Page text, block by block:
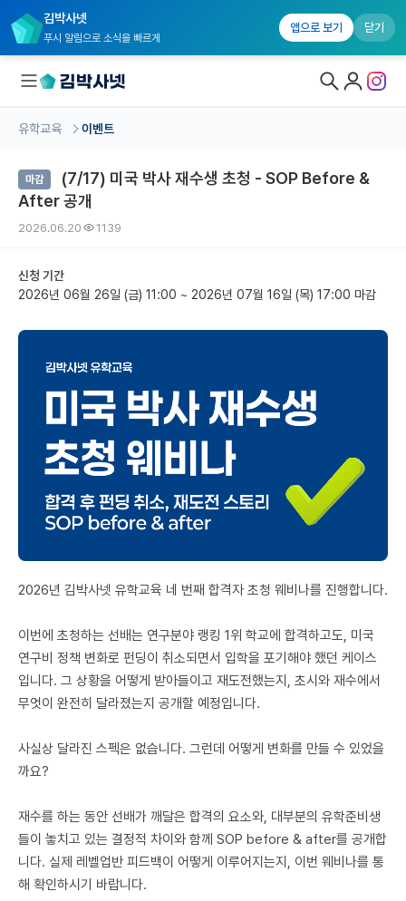
김박사넷
푸시 알림으로 소식을 빠르게
앱으로 보기 닫기
국내대학원 정보
연구실&오픈랩
커리어
유학교육
유학교육 홈
수강 신청
미국 유학 게시판
어드미션 포스팅
블로그
오픈카톡
반도체 아카데미
재팬라운지 🌸
유학교육 이벤트
마감
(7/17) 미국 박사 재수생 초청 - SOP Before &
After 공개
2026.06.20 1139
신청 기간
2026년 06월 26일 (금) 11:00 ~ 2026년 07월 16일 (목) 17:00 마감
2026년 김박사넷 유학교육 네 번째 합격자 초청 웨비나를 진행합니다.
이번에 초청하는 선배는 연구분야 랭킹 1위 학교에 합격하고도, 미국
연구비 정책 변화로 펀딩이 취소되면서 입학을 포기해야 했던 케이스
입니다. 그 상황을 어떻게 받아들이고 재도전했는지, 초시와 재수에서
무엇이 완전히 달라졌는지 공개할 예정입니다.
사실상 달라진 스펙은 없습니다. 그런데 어떻게 변화를 만들 수 있었을
까요?
재수를 하는 동안 선배가 깨달은 합격의 요소와, 대부분의 유학준비생
들이 놓치고 있는 결정적 차이와 함께 SOP before & after를 공개합
니다. 실제 레벨업반 피드백이 어떻게 이루어지는지, 이번 웨비나를 통
해 확인하시기 바랍니다.